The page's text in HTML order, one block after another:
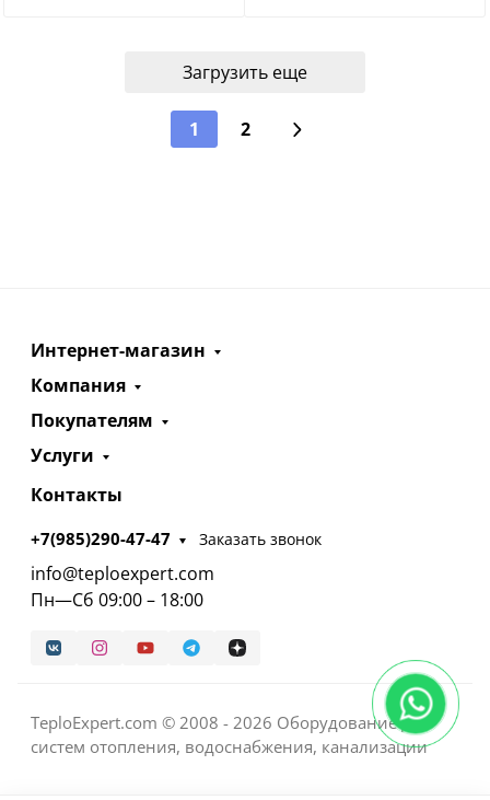
Загрузить еще
1 2
Интернет-магазин
Компания
Покупателям
Услуги
Контакты
+7(985)290-47-47 Заказать звонок
info@teploexpert.com
Пн—Сб 09:00 – 18:00
TeploExpert.com © 2008 - 2026 Оборудование для
систем отопления, водоснабжения, канализации